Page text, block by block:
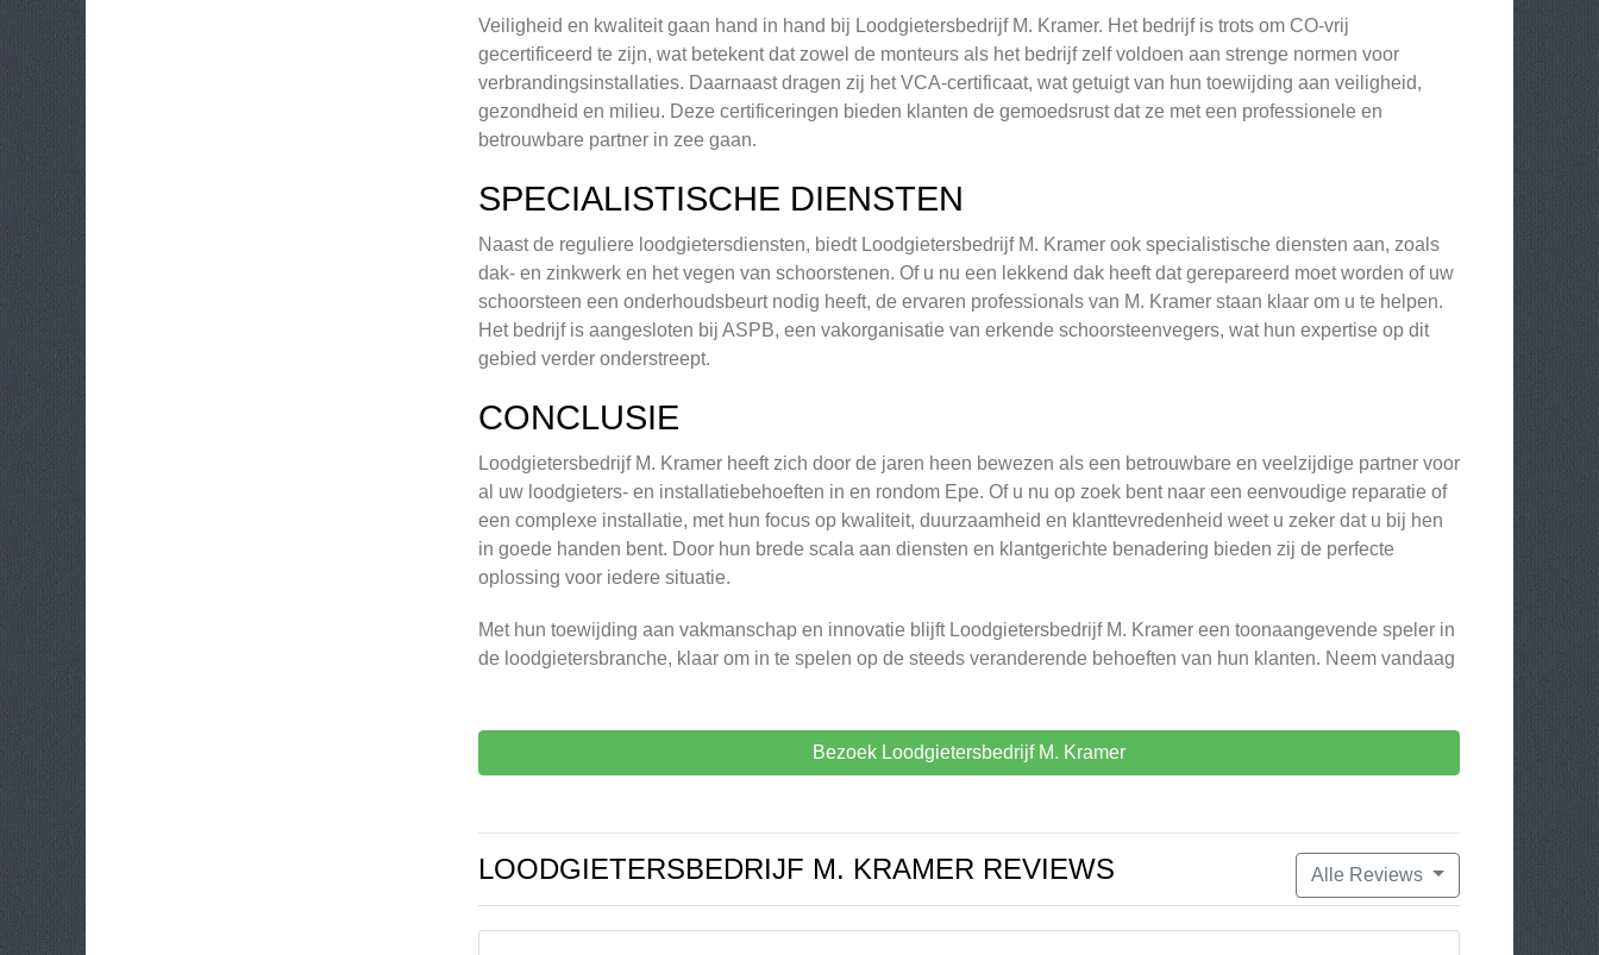
Veiligheid en kwaliteit gaan hand in hand bij Loodgietersbedrijf M. Kramer. Het bedrijf is trots om CO-vrij
gecertificeerd te zijn, wat betekent dat zowel de monteurs als het bedrijf zelf voldoen aan strenge normen voor
verbrandingsinstallaties. Daarnaast dragen zij het VCA-certificaat, wat getuigt van hun toewijding aan veiligheid,
gezondheid en milieu. Deze certificeringen bieden klanten de gemoedsrust dat ze met een professionele en
betrouwbare partner in zee gaan.
SPECIALISTISCHE DIENSTEN
Naast de reguliere loodgietersdiensten, biedt Loodgietersbedrijf M. Kramer ook specialistische diensten aan, zoals
dak- en zinkwerk en het vegen van schoorstenen. Of u nu een lekkend dak heeft dat gerepareerd moet worden of uw
schoorsteen een onderhoudsbeurt nodig heeft, de ervaren professionals van M. Kramer staan klaar om u te helpen.
Het bedrijf is aangesloten bij ASPB, een vakorganisatie van erkende schoorsteenvegers, wat hun expertise op dit
gebied verder onderstreept.
CONCLUSIE
Loodgietersbedrijf M. Kramer heeft zich door de jaren heen bewezen als een betrouwbare en veelzijdige partner voor
al uw loodgieters- en installatiebehoeften in en rondom Epe. Of u nu op zoek bent naar een eenvoudige reparatie of
een complexe installatie, met hun focus op kwaliteit, duurzaamheid en klanttevredenheid weet u zeker dat u bij hen
in goede handen bent. Door hun brede scala aan diensten en klantgerichte benadering bieden zij de perfecte
oplossing voor iedere situatie.
Met hun toewijding aan vakmanschap en innovatie blijft Loodgietersbedrijf M. Kramer een toonaangevende speler in
de loodgietersbranche, klaar om in te spelen op de steeds veranderende behoeften van hun klanten. Neem vandaag
Bezoek Loodgietersbedrijf M. Kramer
Alle Reviews
LOODGIETERSBEDRIJF M. KRAMER REVIEWS